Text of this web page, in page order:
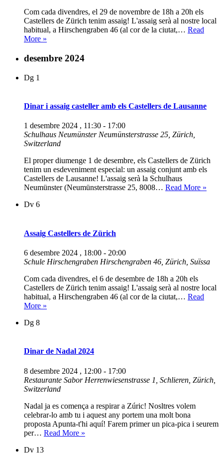
Com cada divendres, el 29 de novembre de 18h a 20h els
Castellers de Zürich tenim assaig! L'assaig serà al nostre local
habitual, a Hirschengraben 46 (al cor de la ciutat,… Read
More »
de
desembre 2024
Dg 1
Dinar i assaig casteller amb els Castellers de Lausanne
1 desembre 2024 , 11:30 - 17:00
Schulhaus NeumünsterNeumünsterstrasse 25, Zürich,
Switzerland
El proper diumenge 1 de desembre, els Castellers de Zürich
tenim un esdeveniment especial: un assaig conjunt amb els
Castellers de Lausanne! L'assaig serà la Schulhaus
Neumünster (Neumünsterstrasse 25, 8008… Read More »
Dv 6
Assaig Castellers de Zürich
6 desembre 2024 , 18:00 - 20:00
Schule Hirschengraben Hirschengraben 46, Zürich, Suïssa
Com cada divendres, el 6 de desembre de 18h a 20h els
Castellers de Zürich tenim assaig! L'assaig serà al nostre local
habitual, a Hirschengraben 46 (al cor de la ciutat,… Read
More »
Dg 8
Dinar de Nadal 2024
8 desembre 2024 , 12:00 - 17:00
Restaurante Sabor Herrenwiesenstrasse 1, Schlieren, Zürich,
Switzerland
Nadal ja es comença a respirar a Zúric! Nosltres volem
celebrar-lo amb tu i aquest any portem una molt bona
proposta Apunta-t'hi aquí! Farem primer un pica-pica i seurem
per… Read More »
Dv 13